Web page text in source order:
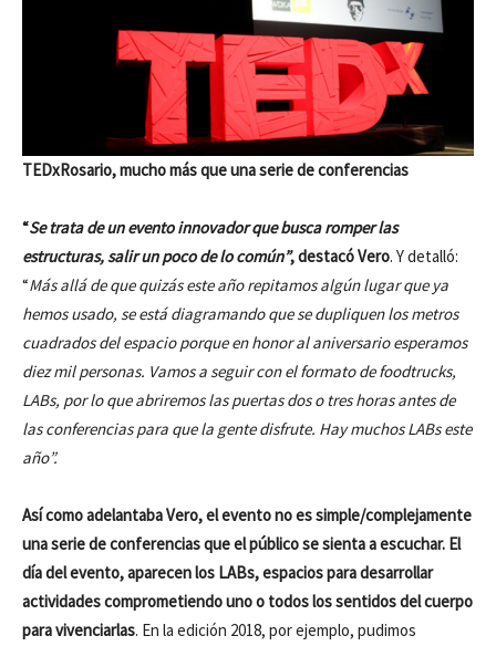
TEDxRosario, mucho más que una serie de conferencias
“Se trata de un evento innovador que busca romper las
estructuras, salir un poco de lo común”, destacó Vero. Y detalló:
“Más allá de que quizás este año repitamos algún lugar que ya
hemos usado, se está diagramando que se dupliquen los metros
cuadrados del espacio porque en honor al aniversario esperamos
diez mil personas. Vamos a seguir con el formato de foodtrucks,
LABs, por lo que abriremos las puertas dos o tres horas antes de
las conferencias para que la gente disfrute. Hay muchos LABs este
año”.
Así como adelantaba Vero, el evento no es simple/complejamente
una serie de conferencias que el público se sienta a escuchar. El
día del evento, aparecen los LABs, espacios para desarrollar
actividades comprometiendo uno o todos los sentidos del cuerpo
para vivenciarlas. En la edición 2018, por ejemplo, pudimos